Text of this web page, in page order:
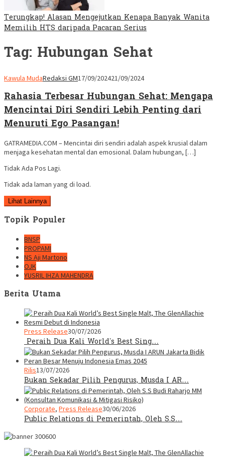
Terungkap! Alasan Mengejutkan Kenapa Banyak Wanita
Memilih HTS daripada Pacaran Serius
Tag: Hubungan Sehat
Kawula MudaRedaksi GM17/09/202421/09/2024
Rahasia Terbesar Hubungan Sehat: Mengapa
Mencintai Diri Sendiri Lebih Penting dari
Menuruti Ego Pasangan!
GATRAMEDIA.COM – Mencintai diri sendiri adalah aspek krusial dalam
menjaga kesehatan mental dan emosional. Dalam hubungan, […]
Tidak Ada Pos Lagi.
Tidak ada laman yang di load.
Lihat Lainnya
Topik Populer
BNSP
PROPAMI
NS Aji Martono
OJK
YUSRIL IHZA MAHENDRA
Berita Utama
Press Release30/07/2026
Peraih Dua Kali World’s Best Sing…
Rilis13/07/2026
Bukan Sekadar Pilih Pengurus, Musda I AR…
Corporate, Press Release30/06/2026
Public Relations di Pemerintah, Oleh S.S…